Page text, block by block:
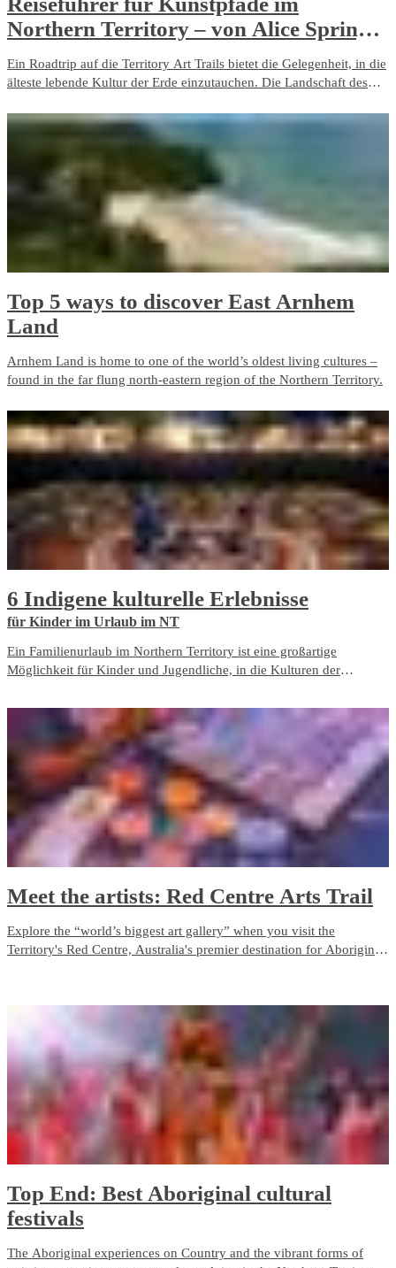
Northern Territory – von Alice Springs
bis Darwin
Ein Roadtrip auf die Territory Art Trails bietet die Gelegenheit, in die
älteste lebende Kultur der Erde einzutauchen. Die Landschaft des
1.500 km langen Fahrt von Alice Springs nach Darwin entsteht der
Drang, mit dem Land, seinen Menschen und deren Traditionen in
Top 5 ways to discover East Arnhem
Land
Arnhem Land is home to one of the world’s oldest living cultures –
found in the far flung north-eastern region of the Northern Territory.
6 Indigene kulturelle Erlebnisse
für Kinder im Urlaub im NT
Ein Familienurlaub im Northern Territory ist eine großartige
Möglichkeit für Kinder und Jugendliche, in die Kulturen der
lernen.
Meet the artists: Red Centre Arts Trail
Explore the “world’s biggest art gallery” when you visit the
Territory's Red Centre, Australia's premier destination for Aboriginal
Top End: Best Aboriginal cultural
festivals
The Aboriginal experiences on Country and the vibrant forms of